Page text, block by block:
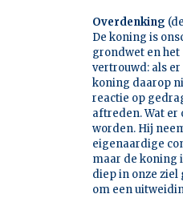
Overdenking
De koning is
grondwet en
vertrouwd: als
koning daarop
reactie op
aftreden. Wat
worden. Hij
eigenaardige
maar de koning
diep in onze
om een